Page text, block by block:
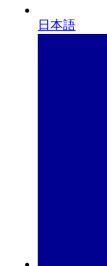
日本語